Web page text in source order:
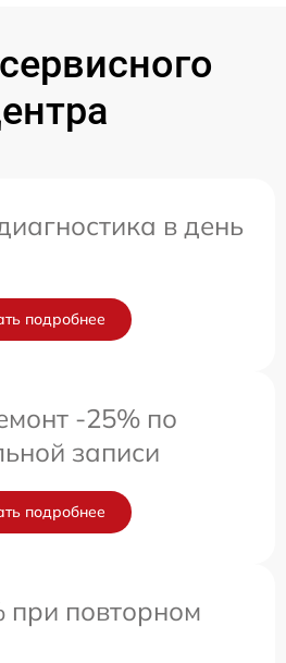
в день
подробнее
-25% по
записи
подробнее
при повторном